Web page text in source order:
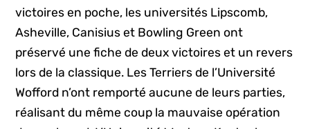
victoires en poche, les universités Lipscomb,
Asheville, Canisius et Bowling Green ont
préservé une fiche de deux victoires et un revers
lors de la classique. Les Terriers de l’Université
Wofford n’ont remporté aucune de leurs parties,
réalisant du même coup la mauvaise opération